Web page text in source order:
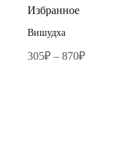
Избранное
Вишудха
305₽ – 870₽Диапазон